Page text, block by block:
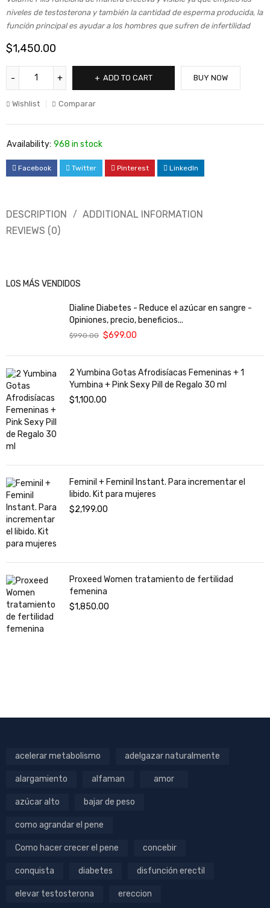
LOS MÁS VENDIDOS
Dialine Diabetes - Reduce el azúcar en sangre -
Opiniones, precio, beneficios...
$990.00 $699.00
2 Yumbina Gotas Afrodisíacas Femeninas + 1
Yumbina + Pink Sexy Pill de Regalo 30 ml
$1,100.00
Feminil + Feminil Instant. Para incrementar el
libido. Kit para mujeres
$2,199.00
Proxeed Women tratamiento de fertilidad
femenina
$1,850.00
niveles de testosterona y también la cantidad de esperma producida, la
función principal es ayudar a los hombres que sufren de infertilidad
$1,450.00
ADD TO CART BUY NOW
Wishlist Comparar
Availability: 968 in stock
Facebook Twitter Pinterest LinkedIn
DESCRIPTION
ADDITIONAL INFORMATION
REVIEWS (0)
acelerar metabolismo adelgazar naturalmente
alargamiento alfaman amor
azúcar alto bajar de peso
como agrandar el pene
Como hacer crecer el pene concebir
conquista diabetes disfunción erectil
elevar testosterona ereccion